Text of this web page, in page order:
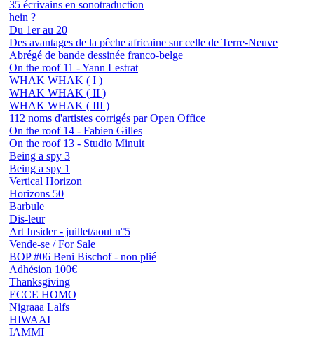
35 écrivains en sonotraduction
hein ?
Du 1er au 20
Des avantages de la pêche africaine sur celle de Terre-Neuve
Abrégé de bande dessinée franco-belge
On the roof 11 - Yann Lestrat
WHAK WHAK ( I )
WHAK WHAK ( II )
WHAK WHAK ( III )
112 noms d'artistes corrigés par Open Office
On the roof 14 - Fabien Gilles
On the roof 13 - Studio Minuit
Being a spy 3
Being a spy 1
Vertical Horizon
Horizons 50
Barbule
Dis-leur
Art Insider - juillet/aout n°5
Vende-se / For Sale
BOP #06 Beni Bischof - non plié
Adhésion 100€
Thanksgiving
ECCE HOMO
Nigraaa Lalfs
HIWAAI
IAMMI